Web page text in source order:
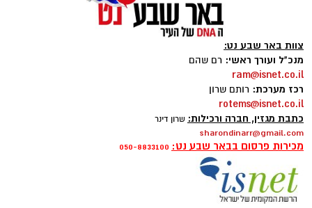
צוות באר שבע נט:
מנכ"ל ועורך ראשי: רם שהם
ram@isnet.co.il
רכז מערכת: רותם שרון
rotems@isnet.co.il
כתבת מגזין, חברה ורכילות: שרון דינר
sharondinarr@gmail.com
מכירות פרסום בבאר שבע נט: 050-8833100